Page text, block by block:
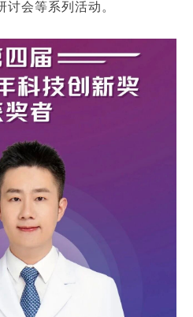
会等系列活动。